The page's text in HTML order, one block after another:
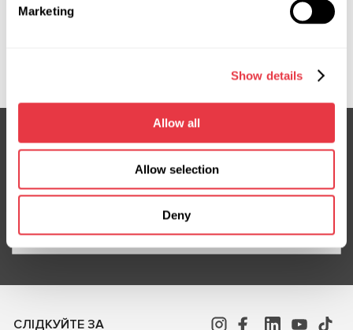
Marketing
Show details
Allow all
Allow selection
Deny
Підписка на новини
Не пропустіть ексклюзивні пропозиції та знижки
Підписатися
СЛІДКУЙТЕ ЗА